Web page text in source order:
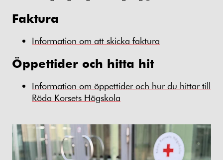
Faktura
Information om att skicka faktura
Öppettider och hitta hit
Information om öppettider och hur du hittar till
Röda Korsets Högskola